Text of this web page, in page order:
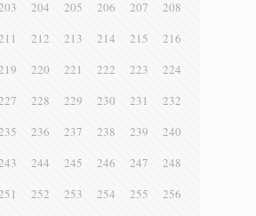
204 205 206 207
208
212 213 214 215
216
220 221 222 223
224
228 229 230 231
232
236 237 238 239
240
244 245 246 247
248
252 253 254 255
256